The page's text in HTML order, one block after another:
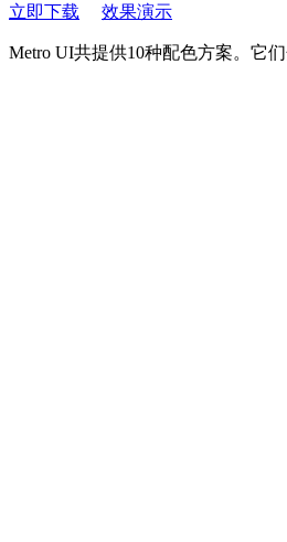
立即下载 效果演示
Metro UI共提供10种配色方案。它们